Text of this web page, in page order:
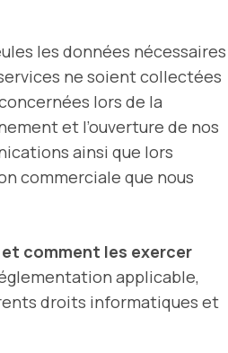
les données nécessaires
ne soient collectées
lors de la
et l’ouverture de nos
ainsi que lors
commerciale que nous
comment les exercer
applicable,
droits informatiques et